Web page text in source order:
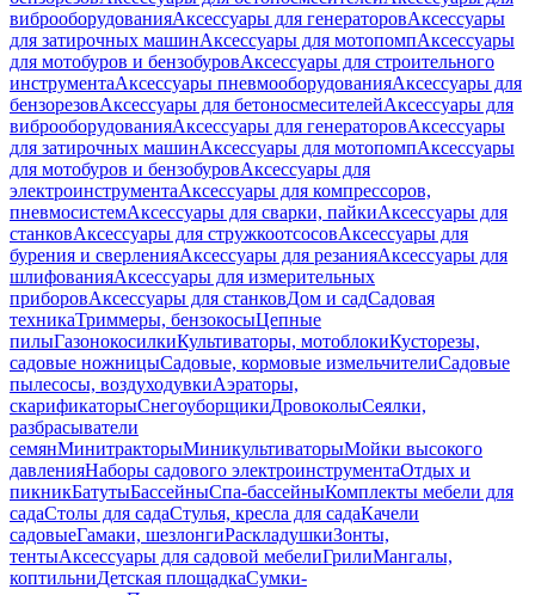
виброоборудованияАксессуары для генераторовАксессуары
для затирочных машинАксессуары для мотопомпАксессуары
для мотобуров и бензобуровАксессуары для строительного
инструментаАксессуары пневмооборудованияАксессуары для
бензорезовАксессуары для бетоносмесителейАксессуары для
виброоборудованияАксессуары для генераторовАксессуары
для затирочных машинАксессуары для мотопомпАксессуары
для мотобуров и бензобуровАксессуары для
электроинструментаАксессуары для компрессоров,
пневмосистемАксессуары для сварки, пайкиАксессуары для
станковАксессуары для стружкоотсосовАксессуары для
бурения и сверленияАксессуары для резанияАксессуары для
шлифованияАксессуары для измерительных
приборовАксессуары для станковДом и садСадовая
техникаТриммеры, бензокосыЦепные
пилыГазонокосилкиКультиваторы, мотоблокиКусторезы,
садовые ножницыСадовые, кормовые измельчителиСадовые
пылесосы, воздуходувкиАэраторы,
скарификаторыСнегоуборщикиДровоколыСеялки,
разбрасыватели
семянМинитракторыМиникультиваторыМойки высокого
давленияНаборы садового электроинструментаОтдых и
пикникБатутыБассейныСпа-бассейныКомплекты мебели для
садаСтолы для садаСтулья, кресла для садаКачели
садовыеГамаки, шезлонгиРаскладушкиЗонты,
тентыАксессуары для садовой мебелиГрилиМангалы,
коптильниДетская площадкаСумки-